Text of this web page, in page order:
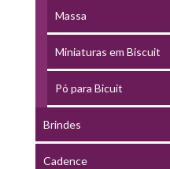
Massa
Miniaturas em Biscuit
Pó para Bicuit
Brindes
Cadence